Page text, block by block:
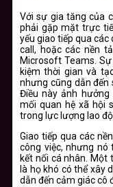
Với sự gia tăng của
phải gặp mặt trực
yếu giao tiếp qua
call, hoặc các nền
Microsoft Teams.
kiệm thời gian và
nhưng cũng dẫn
Điều này ảnh
mối quan hệ xã hội
trong lực lượng lao
Giao tiếp qua các
công việc, nhưng
kết nối cá nhân. Một
là họ khó có thể xây
dẫn đến cảm giác cô